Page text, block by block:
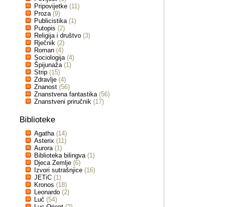
Pripovijetke (11)
Proza (9)
Publicistika (1)
Putopis (2)
Religija i društvo (3)
Rječnik (2)
Roman (4)
Sociologija (4)
Špijunaža (1)
Strip (15)
Zdravlje (4)
Znanost (56)
Znanstvena fantastika (56)
Znanstveni priručnik (17)
Biblioteke
Agatha (14)
Asterix (11)
Aurora (1)
Biblioteka bilingva (1)
Djeca Zemlje (6)
Izvori sutrašnjice (16)
JETiC (1)
Kronos (18)
Leonardo (2)
Luč (54)